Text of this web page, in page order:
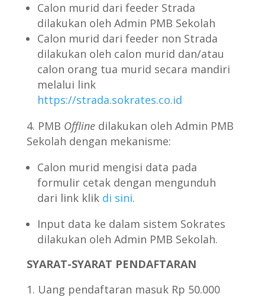
Calon murid dari feeder Strada
dilakukan oleh Admin PMB Sekolah
Calon murid dari feeder non Strada
dilakukan oleh calon murid dan/atau
calon orang tua murid secara mandiri
melalui link
https://strada.sokrates.co.id
PMB Offlinedilakukan oleh Admin PMB
Sekolah dengan mekanisme:
Calon murid mengisi data pada
formulir cetak dengan mengunduh
dari link klik di sini.
Input data ke dalam sistem Sokrates
dilakukan oleh Admin PMB Sekolah.
SYARAT-SYARAT PENDAFTARAN
Uang pendaftaran masuk Rp 50.000